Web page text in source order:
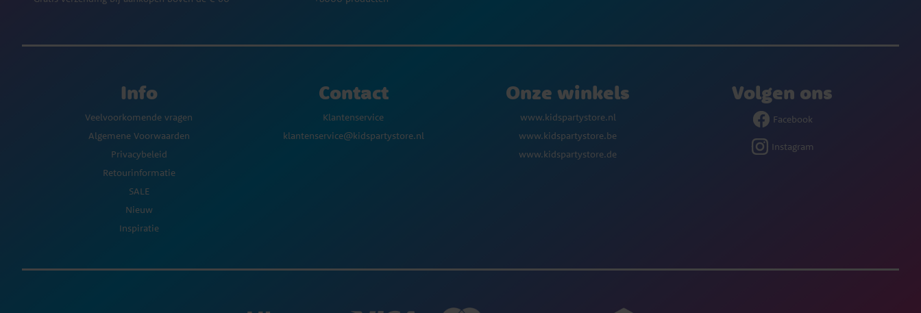
Info
Veelvoorkomende vragen
Algemene Voorwaarden
Privacybeleid
Retourinformatie
SALE
Nieuw
Inspiratie
Contact
Klantenservice
klantenservice@kidspartystore.nl
Onze winkels
www.kidspartystore.nl
www.kidspartystore.be
www.kidspartystore.de
Volgen ons
Facebook
Instagram